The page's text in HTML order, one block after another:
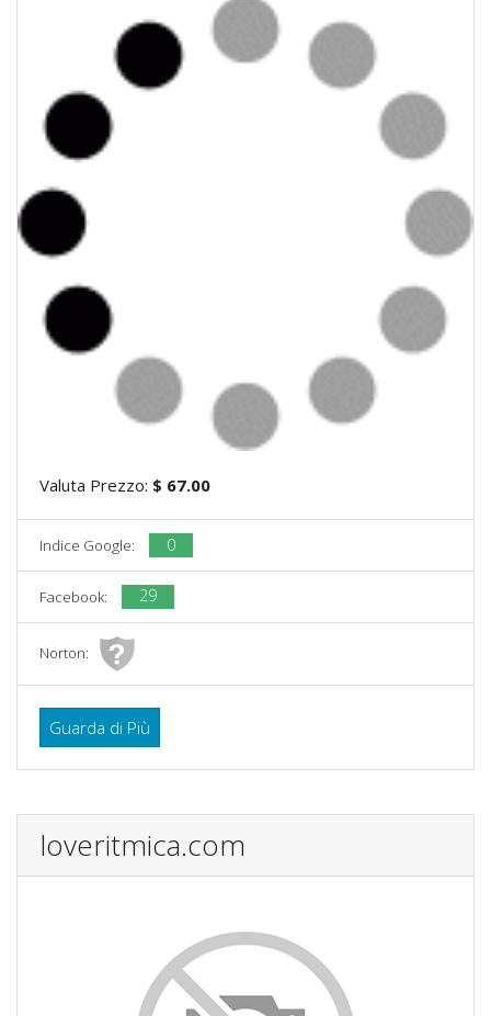
Valuta Prezzo: $ 67.00
Indice Google: 0
Facebook: 29
Norton:
Guarda di Più
loveritmica.com